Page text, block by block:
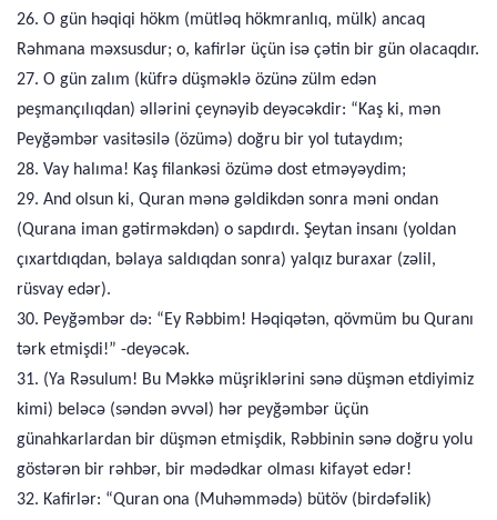
26. O gün həqiqi hökm (mütləq hökmranlıq, mülk) ancaq
Rəhmana məxsusdur; o, kafirlər üçün isə çətin bir gün olacaqdır.
27. O gün zalım (küfrə düşməklə özünə zülm edən
peşmançılıqdan) əllərini çeynəyib deyəcəkdir: “Kaş ki, mən
Peyğəmbər vasitəsilə (özümə) doğru bir yol tutaydım;
28. Vay halıma! Kaş filankəsi özümə dost etməyəydim;
29. And olsun ki, Quran mənə gəldikdən sonra məni ondan
(Qurana iman gətirməkdən) o sapdırdı. Şeytan insanı (yoldan
çıxartdıqdan, bəlaya saldıqdan sonra) yalqız buraxar (zəlil,
rüsvay edər).
30. Peyğəmbər də: “Ey Rəbbim! Həqiqətən, qövmüm bu Quranı
tərk etmişdi!” -deyəcək.
31. (Ya Rəsulum! Bu Məkkə müşriklərini sənə düşmən etdiyimiz
kimi) beləcə (səndən əvvəl) hər peyğəmbər üçün
günahkarlardan bir düşmən etmişdik, Rəbbinin sənə doğru yolu
göstərən bir rəhbər, bir mədədkar olması kifayət edər!
32. Kafirlər: “Quran ona (Muhəmmədə) bütöv (birdəfəlik)